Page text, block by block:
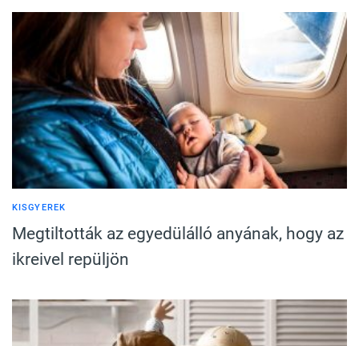
KISGYEREK
Megtiltották az egyedülálló anyának, hogy az
ikreivel repüljön